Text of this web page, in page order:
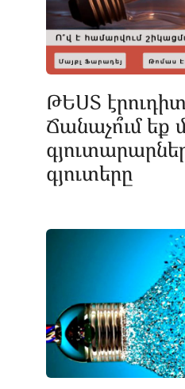
ԹԵՍՏ
Ճանաչո՞ւմ եք
գյուտերը